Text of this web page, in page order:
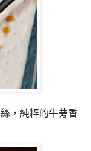
，純粹的牛蒡香